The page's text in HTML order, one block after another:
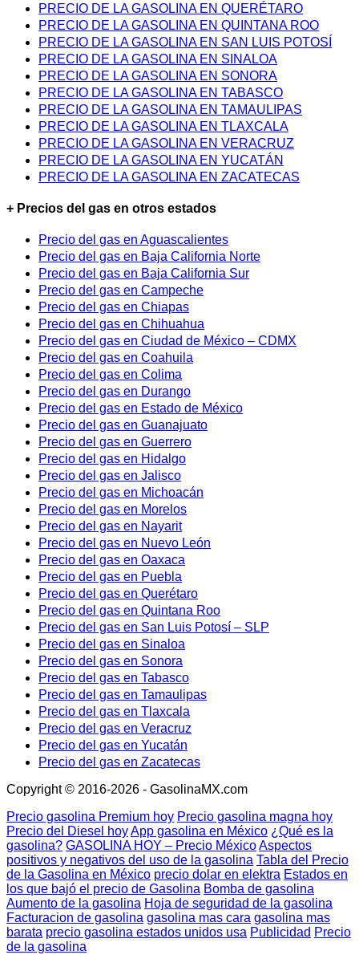
PRECIO DE LA GASOLINA EN QUERÉTARO
PRECIO DE LA GASOLINA EN QUINTANA ROO
PRECIO DE LA GASOLINA EN SAN LUIS POTOSÍ
PRECIO DE LA GASOLINA EN SINALOA
PRECIO DE LA GASOLINA EN SONORA
PRECIO DE LA GASOLINA EN TABASCO
PRECIO DE LA GASOLINA EN TAMAULIPAS
PRECIO DE LA GASOLINA EN TLAXCALA
PRECIO DE LA GASOLINA EN VERACRUZ
PRECIO DE LA GASOLINA EN YUCATÁN
PRECIO DE LA GASOLINA EN ZACATECAS
+ Precios del gas en otros estados
Precio del gas en Aguascalientes
Precio del gas en Baja California Norte
Precio del gas en Baja California Sur
Precio del gas en Campeche
Precio del gas en Chiapas
Precio del gas en Chihuahua
Precio del gas en Ciudad de México – CDMX
Precio del gas en Coahuila
Precio del gas en Colima
Precio del gas en Durango
Precio del gas en Estado de México
Precio del gas en Guanajuato
Precio del gas en Guerrero
Precio del gas en Hidalgo
Precio del gas en Jalisco
Precio del gas en Michoacán
Precio del gas en Morelos
Precio del gas en Nayarit
Precio del gas en Nuevo León
Precio del gas en Oaxaca
Precio del gas en Puebla
Precio del gas en Querétaro
Precio del gas en Quintana Roo
Precio del gas en San Luis Potosí – SLP
Precio del gas en Sinaloa
Precio del gas en Sonora
Precio del gas en Tabasco
Precio del gas en Tamaulipas
Precio del gas en Tlaxcala
Precio del gas en Veracruz
Precio del gas en Yucatán
Precio del gas en Zacatecas
Copyright © 2016-2026 - GasolinaMX.com
Precio gasolina Premium hoy Precio gasolina magna hoy
Precio del Diesel hoyApp gasolina en México ¿Qué es la
gasolina? GASOLINA HOY – Precio MéxicoAspectos
positivos y negativos del uso de la gasolina Tabla del Precio
de la Gasolina en México precio dolar en elektra Estados en
los que bajó el precio de Gasolina Bomba de gasolina
Aumento de la gasolina Hoja de seguridad de la gasolina
Facturacion de gasolina gasolina mas cara gasolina mas
barata precio gasolina estados unidos usa Publicidad Precio
de la gasolina